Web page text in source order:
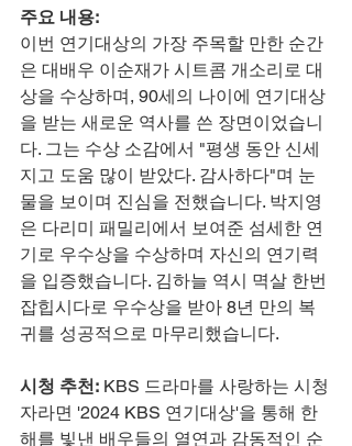
주요 내용:
이번 연기대상의 가장 주목할 만한 순간
은 대배우 이순재가 시트콤 개소리로 대
상을 수상하며, 90세의 나이에 연기대상
을 받는 새로운 역사를 쓴 장면이었습니
다. 그는 수상 소감에서 "평생 동안 신세
지고 도움 많이 받았다. 감사하다"며 눈
물을 보이며 진심을 전했습니다. 박지영
은 다리미 패밀리에서 보여준 섬세한 연
기로 우수상을 수상하며 자신의 연기력
을 입증했습니다. 김하늘 역시 멱살 한번
잡힙시다로 우수상을 받아 8년 만의 복
귀를 성공적으로 마무리했습니다.
시청 추천: KBS 드라마를 사랑하는 시청
자라면 '2024 KBS 연기대상'을 통해 한
해를 빛낸 배우들의 열연과 감동적인 순